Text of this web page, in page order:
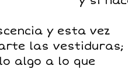
y esta vez
las vestiduras;
algo a lo que